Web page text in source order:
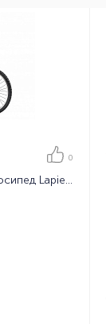
0
Подростковый горный велосипед Lapierre Prorace 24 Boy Blue 2017